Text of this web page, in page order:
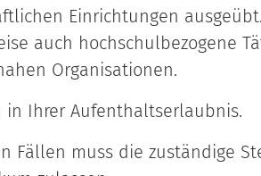
Einrichtungen
auch hochschulbezogene
Organisationen.
in Ihrer Aufenthaltserlaubnis.
Fällen muss die zuständige